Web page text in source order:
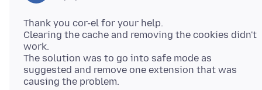
Thank you cor-el for your help.
Clearing the cache and removing the cookies didn't
work.
The solution was to go into safe mode as
suggested and remove one extension that was